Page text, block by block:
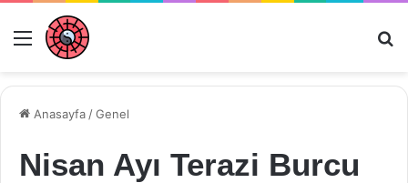
Menü
Anasayfa /Genel
Nisan Ayı Terazi Burcu